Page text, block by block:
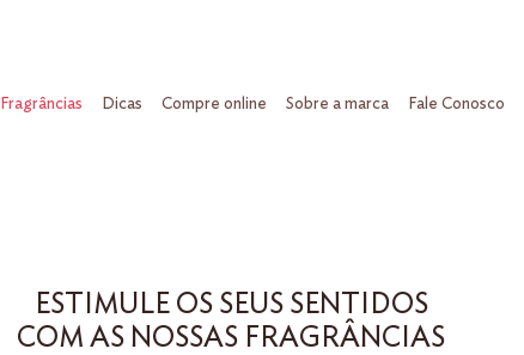
Fragrâncias Dicas Compre online Sobre a marca Fale Conosco
ESTIMULE OS SEUS SENTIDOS
COM AS NOSSAS FRAGRÂNCIAS